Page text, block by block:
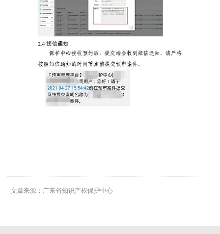
文章来源：广东省知识产权保护中心